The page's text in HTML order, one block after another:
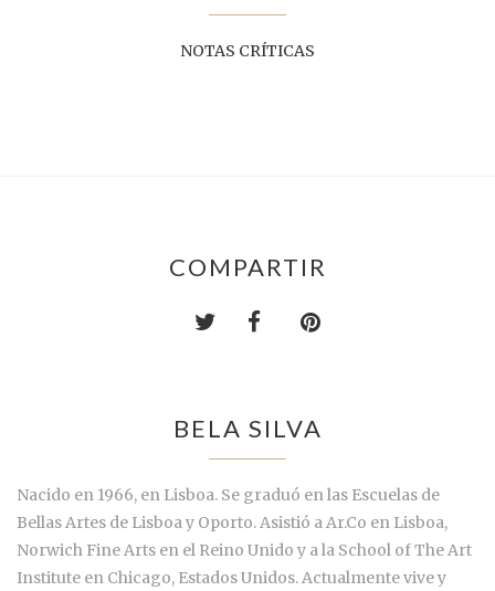
NOTAS CRÍTICAS
COMPARTIR
BELA SILVA
Nacido en 1966, en Lisboa. Se graduó en las Escuelas de
Bellas Artes de Lisboa y Oporto. Asistió a Ar.Co en Lisboa,
Norwich Fine Arts en el Reino Unido y a la School of The Art
Institute en Chicago, Estados Unidos. Actualmente vive y